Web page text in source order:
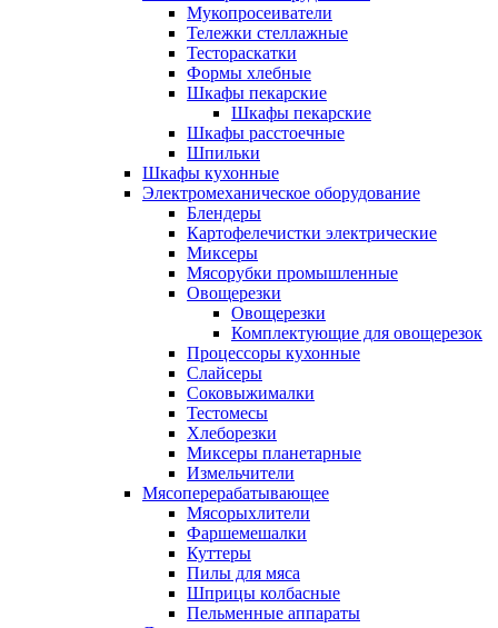
Мукопросеиватели
Тележки стеллажные
Тестораскатки
Формы хлебные
Шкафы пекарские
Шкафы пекарские
Шкафы расстоечные
Шпильки
Шкафы кухонные
Электромеханическое оборудование
Блендеры
Картофелечистки электрические
Миксеры
Мясорубки промышленные
Овощерезки
Овощерезки
Комплектующие для овощерезок
Процессоры кухонные
Слайсеры
Соковыжималки
Тестомесы
Хлеборезки
Миксеры планетарные
Измельчители
Мясоперерабатывающее
Мясорыхлители
Фаршемешалки
Куттеры
Пилы для мяса
Шприцы колбасные
Пельменные аппараты